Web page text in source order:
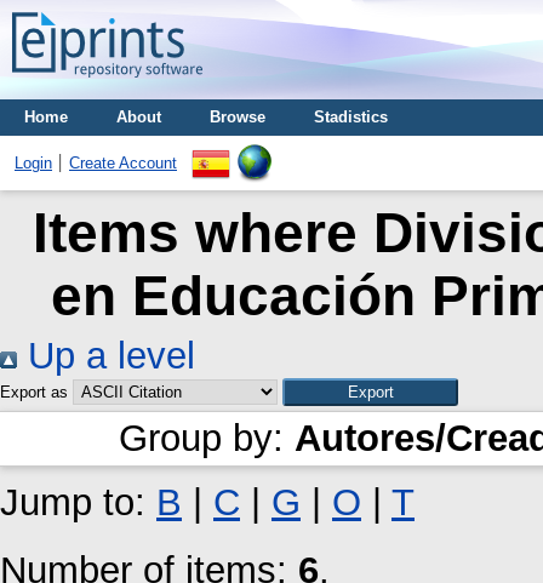
Home About Browse Stadistics
Login Create Account
Items where
en Educación
Up a level
Export as
Group by: Autores/
Jump to: B C G O
T
Number of items: 6.